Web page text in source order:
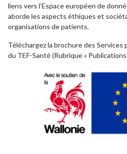
liens vers l’Espace européen de
aborde les aspects éthiques et
organisations de patients.
Téléchargez la brochure des Services
du TEF-Santé (Rubrique «